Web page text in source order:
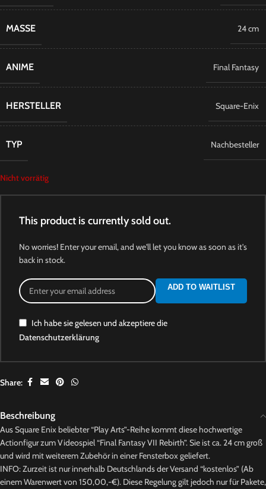
MASSE 24 cm
ANIME Final Fantasy
HERSTELLER Square-Enix
TYP Nachbesteller
Nicht vorrätig
This product is currently sold out.
No worries! Enter your email, and we'll let you know as soon as it's
back in stock.
ADD TO WAITLIST
Ich habe sie gelesen und akzeptiere die
Datenschutzerklärung
Share:
Beschreibung
Aus Square Enix beliebter “Play Arts”-Reihe kommt diese hochwertige
Actionfigur zum Videospiel “Final Fantasy VII Rebirth”. Sie ist ca. 24 cm groß
und wird mit weiterem Zubehör in einer Fensterbox geliefert.
INFO: Zurzeit ist nur innerhalb Deutschlands der Versand “kostenlos” (Ab
einem Warenwert von 150,00,-€). Diese Regelung gilt jedoch nur für Pakete,